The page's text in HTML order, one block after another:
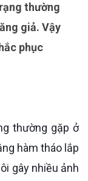
giả. Vậy
phục
hàm tháo lắp
gây nhiều ảnh